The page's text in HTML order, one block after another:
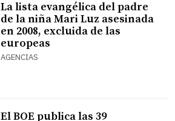
La lista evangélica del padre
de la niña Mari Luz asesinada
en 2008, excluida de las
europeas
AGENCIAS
El BOE publica las 39